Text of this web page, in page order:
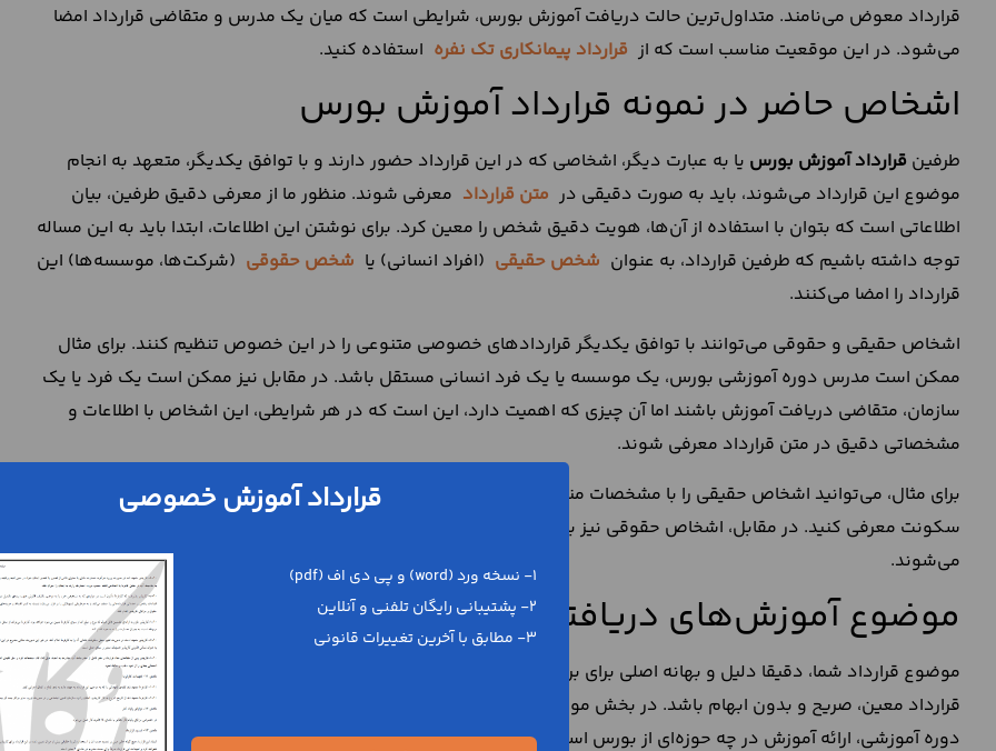
قرارداد معوض می‌نامند. متداول‌ترین حالت دریافت آموزش بورس، شرایطی است که میان یک مدرس و متقاضی قرارداد امضا
می‌شود. در این موقعیت مناسب است که از قرارداد پیمانکاری تک نفره استفاده کنید.
اشخاص حاضر در نمونه قرارداد آموزش بورس
طرفین قرارداد آموزش بورس یا به عبارت دیگر، اشخاصی که در این قرارداد حضور دارند و با توافق یکدیگر، متعهد به انجام
موضوع این قرارداد می‌شوند، باید به صورت دقیقی در متن قرارداد معرفی شوند. منظور ما از معرفی دقیق طرفین، بیان
اطلاعاتی است که بتوان با استفاده از آن‌ها، هویت دقیق شخص را معین کرد. برای نوشتن این اطلاعات، ابتدا باید به این مساله
توجه داشته باشیم که طرفین قرارداد، به عنوان شخص حقیقی (افراد انسانی) یا شخص حقوقی (شرکت‌ها، موسسه‌ها) این
قرارداد را امضا می‌کنند.
اشخاص حقیقی و حقوقی می‌توانند با توافق یکدیگر قراردادهای خصوصی متنوعی را در این خصوص تنظیم کنند. برای مثال
ممکن است مدرس دوره آموزشی بورس، یک موسسه یا یک فرد انسانی مستقل باشد. در مقابل نیز ممکن است یک فرد یا یک
سازمان، متقاضی دریافت آموزش باشند اما آن چیزی که اهمیت دارد، این است که در هر شرایطی، این اشخاص با اطلاعات و
مشخصاتی دقیق در متن قرارداد معرفی شوند.
برای مثال، می‌توانید اشخاص حقیقی را با مشخصات مندرج در کارت شناسایی آن‌ها و اطلاعات شماره تماس و آدرس محل
سکونت معرفی کنید. در مقابل، اشخاص حقوقی نیز با اطلاعاتی مانند نام تجاری، کد ثبتی و سایر اطلاعات مربوطه معرفی
می‌شوند.
موضوع آموزش‌های دریافتی را به دقت شرح دهید!
موضوع قرارداد شما، دقیقا دلیل و بهانه اصلی برای برقراری این تعهد میان طرفین است. بنابراین بسیار مهم است که موضوع
قرارداد معین، صریح و بدون ابهام باشد. در بخش موضوع
، به دقت بنویسید که هدف از برگزاری این
دوره آموزشی، ارائه آموزش در چه حوزه‌ای از بورس است. همچنین لازم است توضیح دهید که منظور از آموزش، دقیقا ارائه چه
قرارداد آموزش خصوصی
1- نسخه ورد (word) و پی دی اف (pdf)
2- پشتیبانی رایگان تلفنی و آنلاین
3- مطابق با آخرین تغییرات قانونی